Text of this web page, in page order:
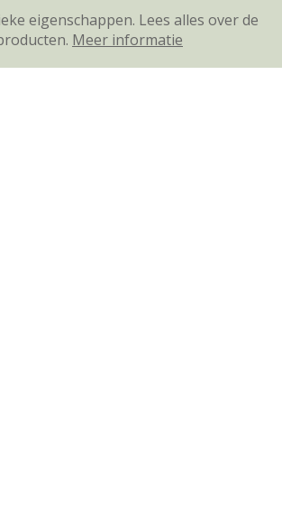
eigenschappen. Lees alles over de
Meer informatie